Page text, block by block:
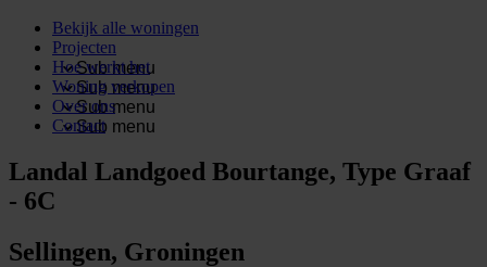
Bekijk alle woningen
Projecten
Sub menu
Hoe werkt het
Sub menu
Woning verkopen
Sub menu
Over ons
Sub menu
Contact
Landal Landgoed Bourtange, Type Graaf
- 6C
Sellingen, Groningen